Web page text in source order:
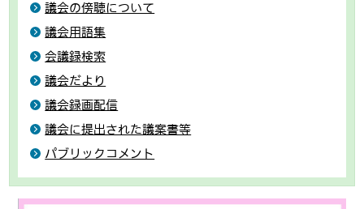
議会の傍聴について
議会用語集
会議録検索
議会だより
議会録画配信
議会に提出された議案書等
パブリックコメント